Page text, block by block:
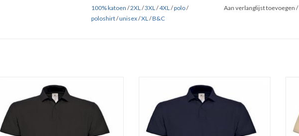
100% katoen /2XL /3XL /4XL /polo/
poloshirt/unisex/XL /B&C
Aan verlanglijst toevoegen /
van B&C. Poloshirt verkrijgbaar in maar liefst
20 kleuren in de maten S t/m 4XL !
ringgesponnen katoen (180 gr. p/m)
Ton-sur-ton knoopsluiting.
budget van B&C. Poloshirt verkrijgbaar in
maar liefst 20 kleuren in de maten S t/m 4XL !
ringgesponnen katoen (180 gr. p/m)
Ton-sur-ton knoopsluiting.